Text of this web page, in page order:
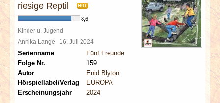
riesige Reptil
HOT
8,6
Kinder u. Jugend
Annika Lange 16. Juli 2024
Serienname
Fünf Freunde
Folge Nr.
159
Autor
Enid Blyton
Hörspiellabel/Verlag
EUROPA
Erscheinungsjahr
2024